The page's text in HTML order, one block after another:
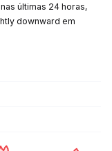
últimas 24 horas,
downward em